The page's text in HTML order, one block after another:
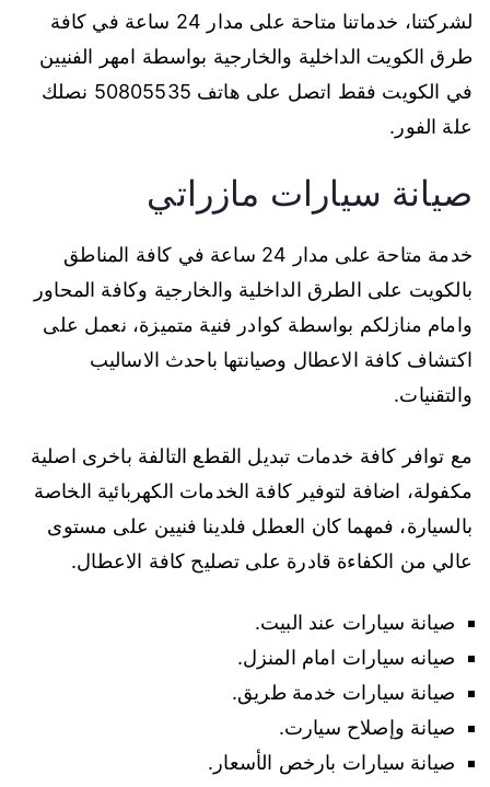
لشركتنا، خدماتنا متاحة على مدار 24 ساعة في كافة
طرق الكويت الداخلية والخارجية بواسطة امهر الفنيين
في الكويت فقط اتصل على هاتف 50805535 نصلك
علة الفور.
صيانة سيارات مازراتي
خدمة متاحة على مدار 24 ساعة في كافة المناطق
بالكويت على الطرق الداخلية والخارجية وكافة المحاور
وامام منازلكم بواسطة كوادر فنية متميزة، نعمل على
اكتشاف كافة الاعطال وصيانتها باحدث الاساليب
والتقنيات.
مع توافر كافة خدمات تبديل القطع التالفة باخرى اصلية
مكفولة، اضافة لتوفير كافة الخدمات الكهربائية الخاصة
بالسيارة، فمهما كان العطل فلدينا فنيين على مستوى
عالي من الكفاءة قادرة على تصليح كافة الاعطال.
صيانة سيارات عند البيت.
صيانه سيارات امام المنزل.
صيانة سيارات خدمة طريق.
صيانة وإصلاح سيارت.
صيانة سيارات بارخص الأسعار.